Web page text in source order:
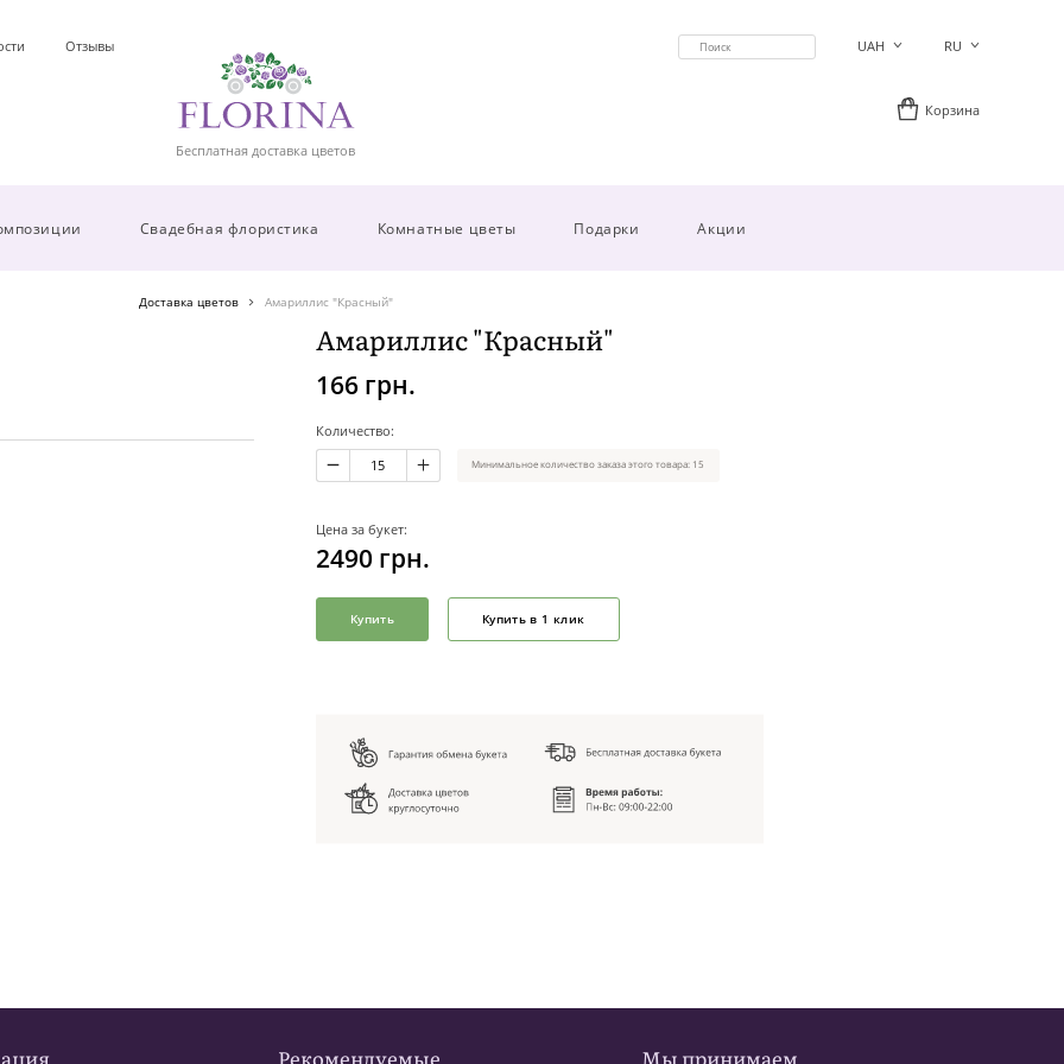
Отзывы
Бесплатная доставка цветов
UAH RU
Корзина
Свадебная флористика Комнатные цветы Подарки Акции
Доставка цветов Амариллис "Красный"
Амариллис "Красный"
166 грн.
Количество:
Минимальное количество заказа этого товара: 15
Цена за букет:
2490 грн.
Купить Купить в 1 клик
Рекомендуемые Мы принимаем